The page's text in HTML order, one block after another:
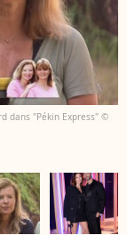
dans "Pékin Express" ©